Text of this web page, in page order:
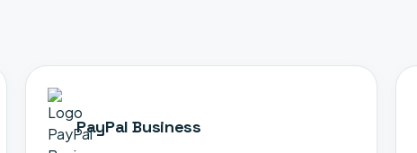
PayPal Business